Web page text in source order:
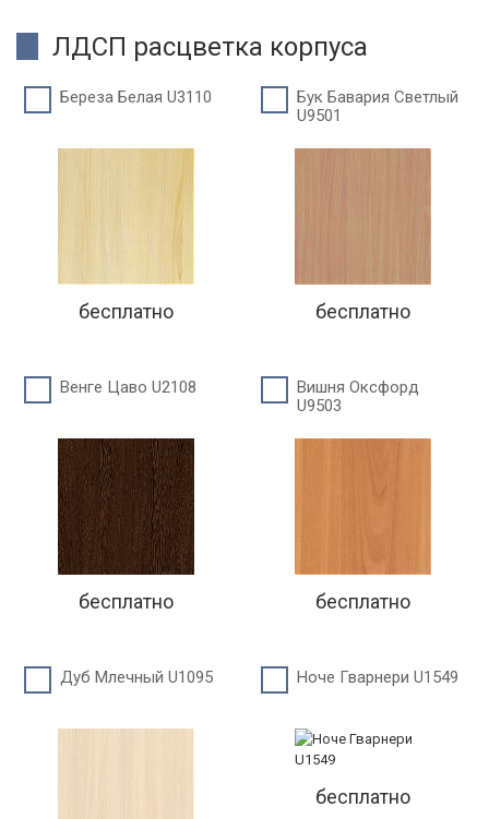
ЛДСП расцветка корпуса
Береза Белая U3110
бесплатно
Бук Бавария Светлый
U9501
бесплатно
Венге Цаво U2108
бесплатно
Вишня Оксфорд
U9503
бесплатно
Дуб Млечный U1095 Ноче Гварнери U1549
бесплатно